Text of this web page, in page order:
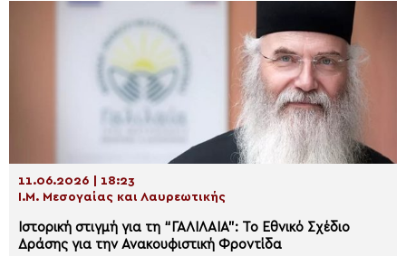
11.06.2026 | 18:23
Ι.Μ. Μεσογαίας και Λαυρεωτικής
Ιστορική στιγμή για τη “ΓΑΛΙΛΑΙΑ”: Το Εθνικό Σχέδιο
Δράσης για την Ανακουφιστική Φροντίδα